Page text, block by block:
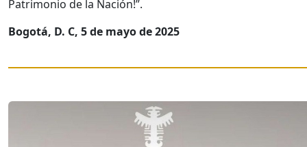
Patrimonio de la Nación!”.
Bogotá, D. C, 5 de mayo de 2025